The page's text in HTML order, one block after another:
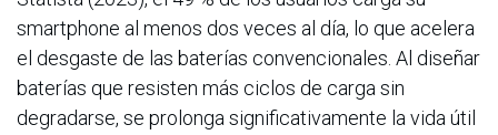
smartphone al menos dos veces al día, lo que acelera
el desgaste de las baterías convencionales. Al diseñar
baterías que resisten más ciclos de carga sin
degradarse, se prolonga significativamente la vida útil